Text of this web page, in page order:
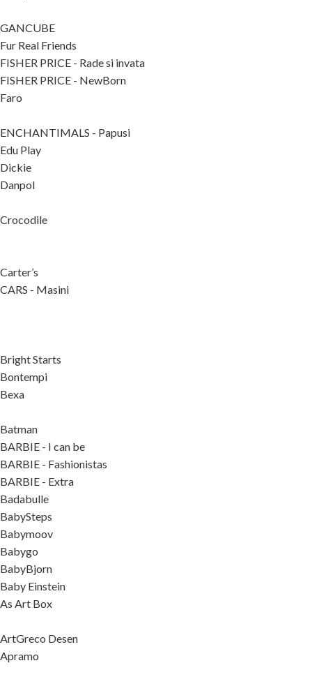
GANCUBE
Fur Real Friends
FISHER PRICE - Rade si invata
FISHER PRICE - NewBorn
Faro
ENCHANTIMALS - Papusi
Edu Play
Dickie
Danpol
Crocodile
Carter’s
CARS - Masini
Bright Starts
Bontempi
Bexa
Batman
BARBIE - I can be
BARBIE - Fashionistas
BARBIE - Extra
Badabulle
BabySteps
Babymoov
Babygo
BabyBjorn
Baby Einstein
As Art Box
ArtGreco Desen
Apramo